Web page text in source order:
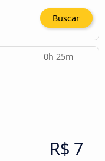
Buscar
0h 25m
R$ 7